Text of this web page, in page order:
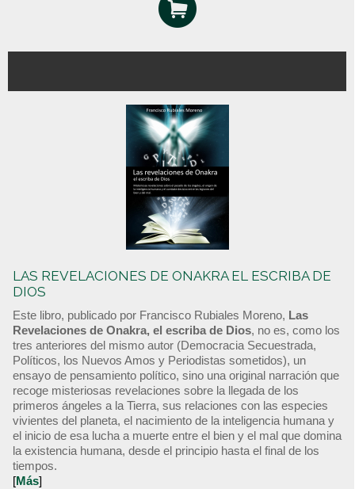
LAS REVELACIONES DE ONAKRA EL ESCRIBA DE
DIOS
Este libro, publicado por Francisco Rubiales Moreno, Las
Revelaciones de Onakra, el escriba de Dios, no es, como los
tres anteriores del mismo autor (Democracia Secuestrada,
Políticos, los Nuevos Amos y Periodistas sometidos), un
ensayo de pensamiento político, sino una original narración que
recoge misteriosas revelaciones sobre la llegada de los
primeros ángeles a la Tierra, sus relaciones con las especies
vivientes del planeta, el nacimiento de la inteligencia humana y
el inicio de esa lucha a muerte entre el bien y el mal que domina
la existencia humana, desde el principio hasta el final de los
tiempos.
[Más]